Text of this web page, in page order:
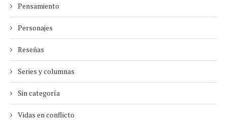
Pensamiento
Personajes
Reseñas
Series y columnas
Sin categoría
Vidas en conflicto